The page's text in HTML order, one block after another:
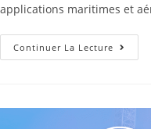
applications maritimes et
Continuer La Lecture